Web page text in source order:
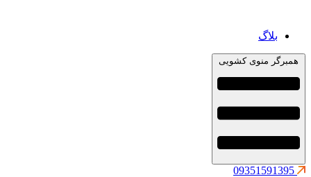
بلاگ
همبرگر منوی کشویی
09351591395